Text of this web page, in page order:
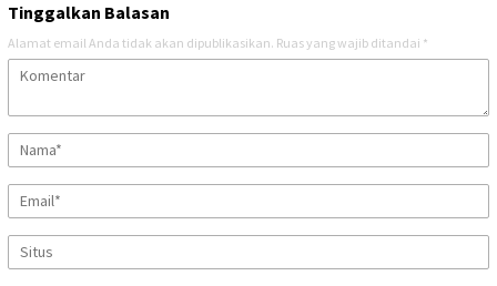
Tinggalkan Balasan
Alamat email Anda tidak akan dipublikasikan. Ruas yang wajib ditandai *